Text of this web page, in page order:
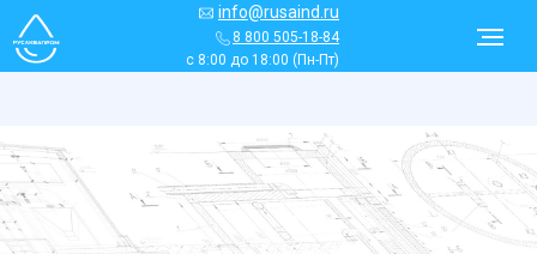
8 800 505-18-84
с 8:00 до 18:00 (Пн-Пт)
info@rusaind.ru